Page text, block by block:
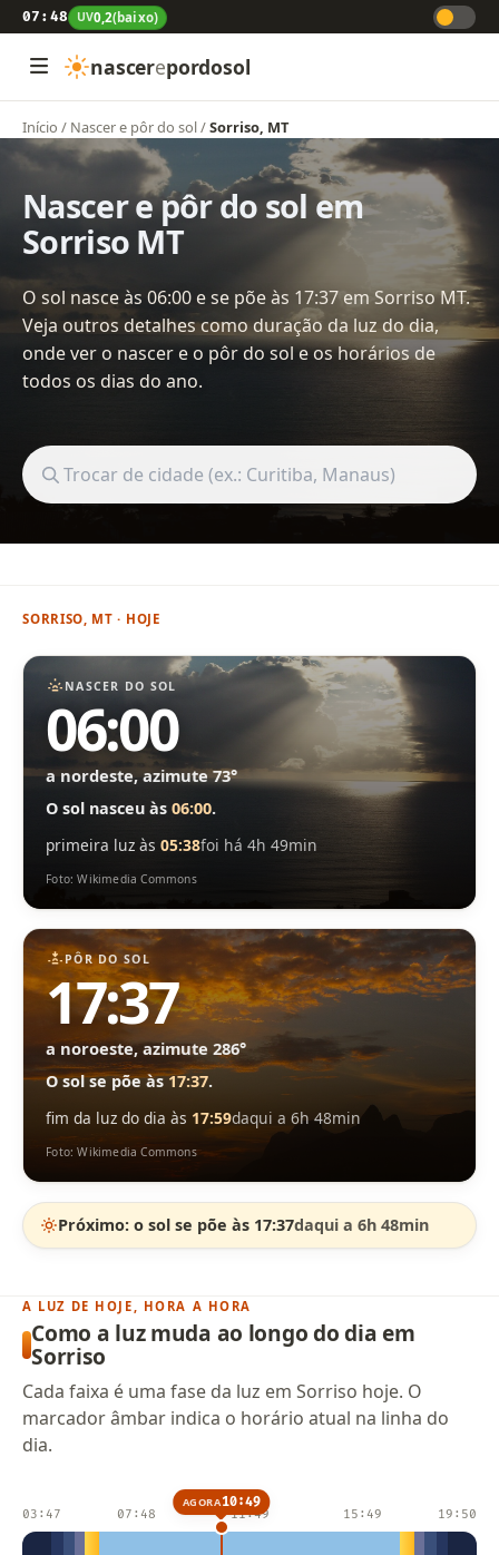
07:48 UV0,2(baixo)
nascerepordosol
Início / Nascer e pôr do sol/Sorriso, MT
Nascer e pôr do sol em
Sorriso MT
O sol nasce às 06:00 e se põe às 17:37 em Sorriso MT.
Veja outros detalhes como duração da luz do dia,
onde ver o nascer e o pôr do sol e os horários de
todos os dias do ano.
Buscar cidade
SORRISO, MT · HOJE
NASCER DO SOL
06:00
a nordeste, azimute 73°
O sol nasceu às06:00.
primeira luz às05:38foi há 4h 49min
Foto: Wikimedia Commons
PÔR DO SOL
17:37
a noroeste, azimute 286°
O sol se põe às17:37.
fim da luz do dia às 17:59daqui a 6h 48min
Foto: Wikimedia Commons
Próximo: o sol se põe às 17:37daqui a 6h 48min
A LUZ DE HOJE, HORA A HORA
Como a luz muda ao longo do dia em
Sorriso
Cada faixa é uma fase da luz em Sorriso hoje. O
marcador âmbar indica o horário atual na linha do
dia.
03:47 07:48 11:49 15:49 19:50
AGORA10:49